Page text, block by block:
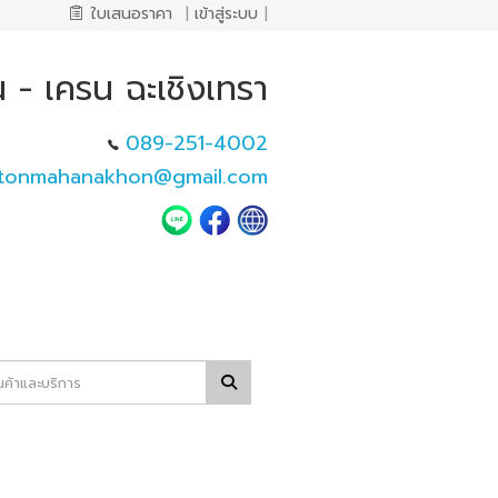
ใบเสนอราคา | เข้าสู่ระบบ |
- เครน ฉะเชิงเทรา
089-251-4002